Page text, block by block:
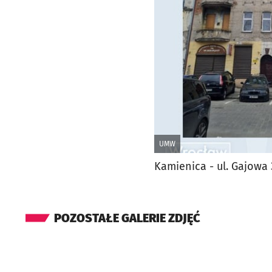
UMW
Kamienica - ul. Gajowa
POZOSTAŁE GALERIE ZDJĘĆ